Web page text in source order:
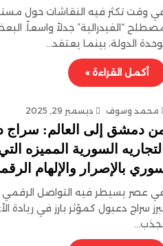
وقت تكثر فيه النقاشات حول
“الفيدرالية” جدلاً واسعاً.
الدولة، بينما يعتقد…
أكمل القراءة »
محمد وسوف ديسمبر 29, 2025
دمشق إلى العالم: سراج
التجاريه السورية المميزه
بالإصرار والإلهام
عصر يسيطر فيه التواصل الرقمي
سراج دعبول كمؤثر بارز في ريادة